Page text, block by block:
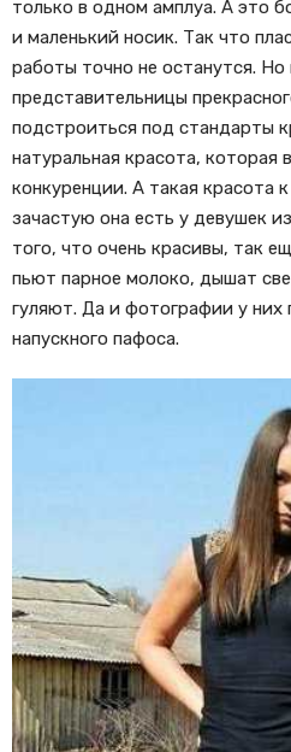
только в одном амплуа. А это
и маленький носик. Так что
работы точно не останутся. Но
представительницы
подстроиться под стандарты
натуральная красота, которая
конкуренции. А такая красота
зачастую она есть у девушек
того, что очень красивы, так
пьют парное молоко, дышат
гуляют. Да и фотографии у них
напускного пафоса.